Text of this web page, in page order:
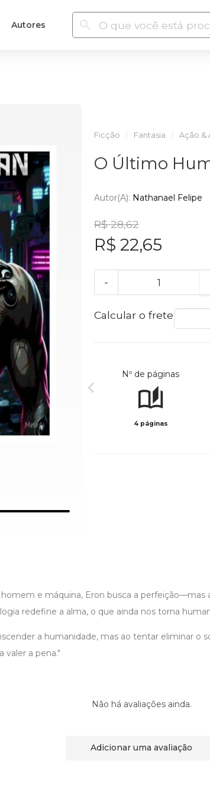
Autores
Ficção Fantasia Ação &
O Último
Autor(a): Nathanael Felipe
R$ 28,62
R$ 22,65
-
Calcular o frete
Nº de páginas
4 páginas
e máquina, Eron busca a perfeição—mas
redefine a alma, o que ainda nos torna
a humanidade, mas ao tentar eliminar o
valer a pena."
Não há avaliações ainda.
Adicionar uma avaliação